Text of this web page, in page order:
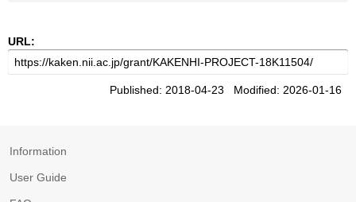
URL:
Published: 2018-04-23 Modified: 2026-01-16
Information
User Guide